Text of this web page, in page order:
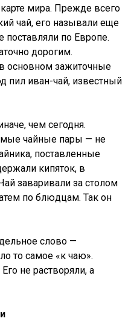
мира. Прежде всего
чай, его называли еще
поставляли по Европе.
дорогим.
основном зажиточные
пил иван-чай, известный
чем сегодня.
чайные пары — не
поставленные
кипяток, в
заваривали за столом
по блюдцам. Так он
слово —
то самое «к чаю».
не растворяли, а